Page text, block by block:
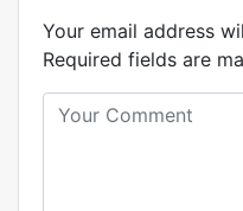
Your email address
Required fields are